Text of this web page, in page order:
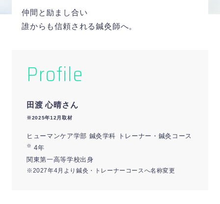
仲間と励まし合い
誰からも信頼される鍼灸師へ。
Profile
田渡 心晴さん
※2025年12月取材
ヒューマンケア学部 鍼灸学科 トレーナー・鍼灸コース
※ 4年
関東第一高等学校出身
※2027年4月より鍼灸・トレーナーコースへ名称変更